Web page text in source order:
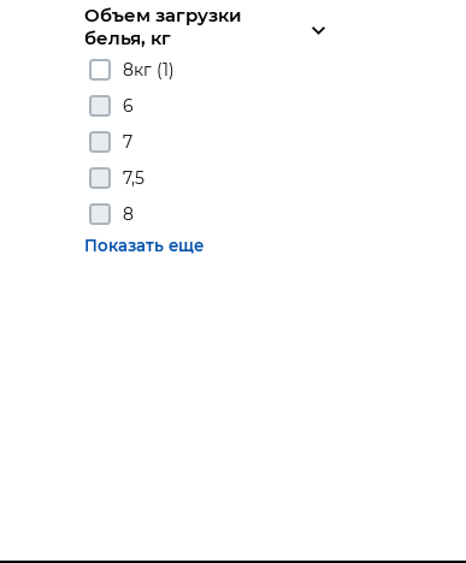
Объем загрузки
белья, кг
8кг (1)
6
7
7,5
8
Показать еще